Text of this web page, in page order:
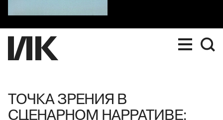
ТОЧКА ЗРЕНИЯ В
СЦЕНАРНОМ НАРРАТИВЕ: